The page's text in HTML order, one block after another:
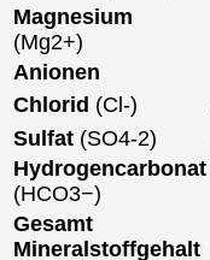
Magnesium
(Mg2+)
Anionen
Chlorid (Cl-)
Sulfat (SO4-2)
Hydrogencarbonat
(HCO3−)
Gesamt
Mineralstoffgehalt